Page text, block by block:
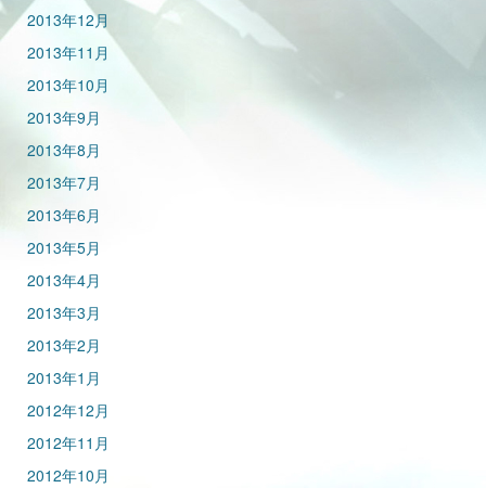
2013年12月
2013年11月
2013年10月
2013年9月
2013年8月
2013年7月
2013年6月
2013年5月
2013年4月
2013年3月
2013年2月
2013年1月
2012年12月
2012年11月
2012年10月